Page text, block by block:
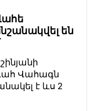
են
Վահագն
է ևս 2